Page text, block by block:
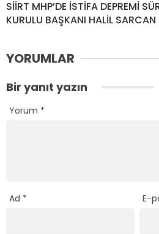
SİİRT MHP’DE İSTİFA DEPREMİ
KURULU BAŞKANI HALİL SARCAN
YORUMLAR
Bir yanıt yazın
Yorum *
Ad * E-